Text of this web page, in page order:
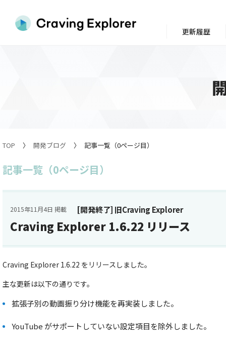
TOP 開発ブログ 記事一覧（0ページ目）
記事一覧（0ページ目）
[開発終了] 旧Craving Explorer
2015年11月4日 掲載
Craving Explorer 1.6.22 リリース
Craving Explorer 1.6.22 をリリースしました。
主な更新は以下の通りです。
拡張子別の動画振り分け機能を再実装しました。
YouTube がサポートしていない設定項目を除外しました。
更新履歴